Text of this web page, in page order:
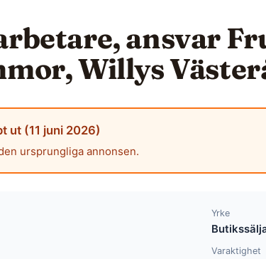
ansvar
Willys
ut (11 juni 2026)
ursprungliga annonsen.
Yrke
Varaktighet